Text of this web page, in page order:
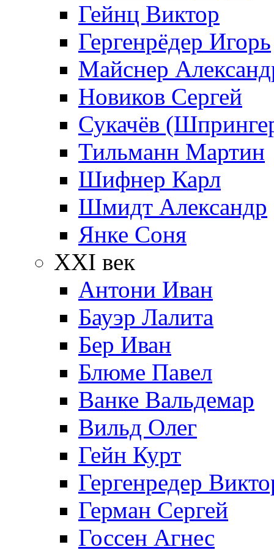
Гейнц Виктор
Гергенрёдер Игорь
Майснер
Новиков Сергей
Сукачёв
Тильманн Мартин
Шифнер Карл
Шмидт Александр
Янке Соня
XXI век
Антони Иван
Бауэр Лалита
Бер Иван
Блюме Павел
Ванке Вальдемар
Вильд Олег
Гейн Курт
Гергенредер
Герман Сергей
Госсен Агнес